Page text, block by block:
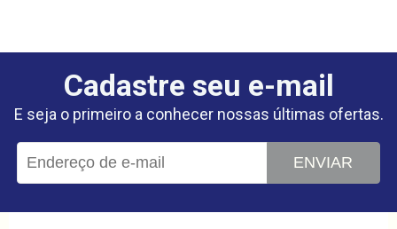
Cadastre seu e-mail
E seja o primeiro a conhecer nossas últimas ofertas.
ENVIAR